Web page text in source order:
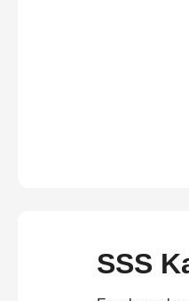
SSS